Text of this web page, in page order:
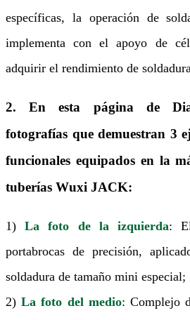
específicas, la operación de
implementa con el apoyo de
adquirir el rendimiento de
2. En esta página de
fotografías que demuestran 3
funcionales equipados en la
tuberías Wuxi JACK:
1)La foto de la izquierda:
portabrocas de precisión,
soldadura de tamaño mini especial;
2)La foto del medio: Complejo